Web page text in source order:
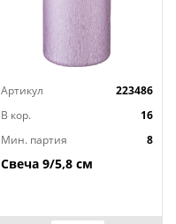
Артикул
223486
В кор.
16
Мин. партия
8
Свеча 9/5,8 см